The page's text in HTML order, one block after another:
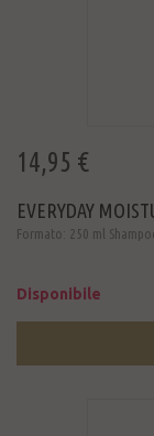
14,95 €
EVERYDAY
Formato: 250 ml
Disponibile